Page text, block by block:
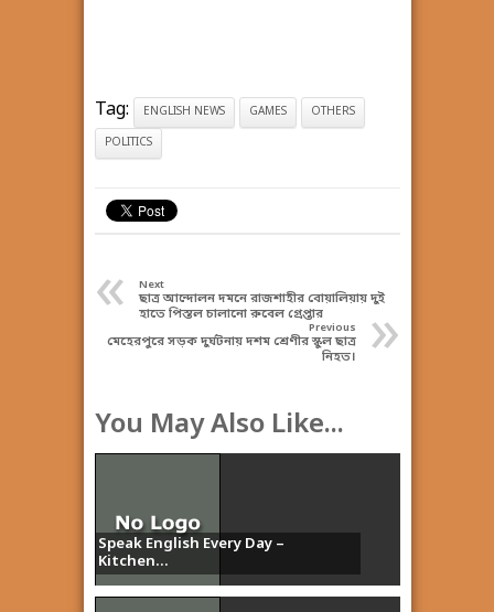
Tag: ENGLISH NEWS GAMES OTHERS
POLITICS
« Next
ছাত্র আন্দোলন দমনে রাজশাহীর বোয়ালিয়ায় দুই
হাতে পিস্তল চালানো রুবেল গ্রেপ্তার
»
Previous
মেহেরপুরে সড়ক দুর্ঘটনায় দশম শ্রেণীর স্কুল ছাত্র
নিহত।
You May Also Like...
Speak English Every Day –
Kitchen...